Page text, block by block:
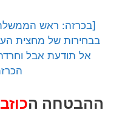
[בכרזה: ראש הממשלה
בבחירות של מחצית
אל תודעת אבל
ההבטחה ה